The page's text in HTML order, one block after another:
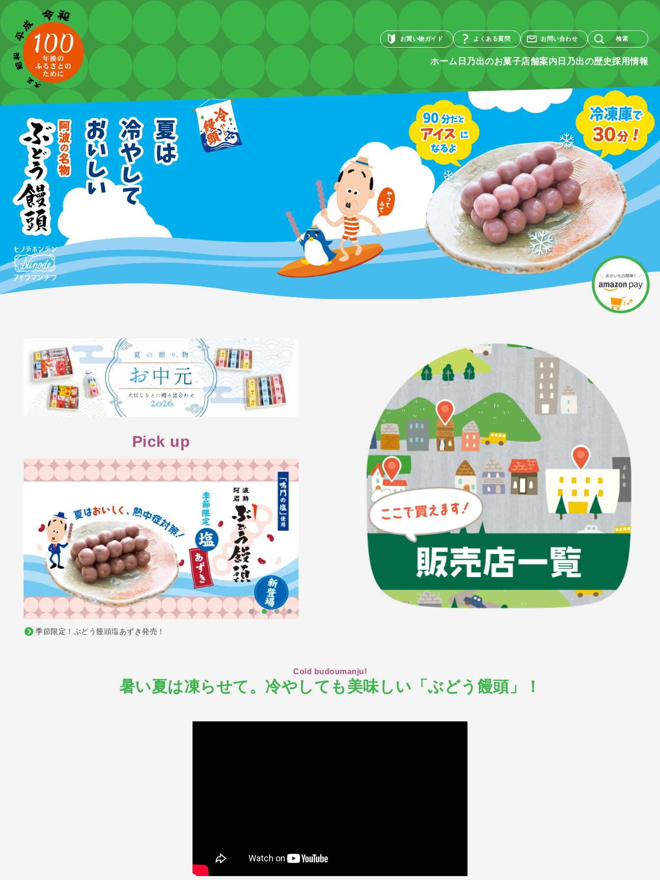
お買い物ガイド よくある質問 お問い合わせ 検索
ホーム 日乃出のお菓子店舗案内 日乃出の歴史採用情報
Pick up
季節限定！ぶどう饅頭塩あずき発売！
Cold budoumanju!
暑い夏は凍らせて。冷やしても美味しい「ぶどう饅頭」！